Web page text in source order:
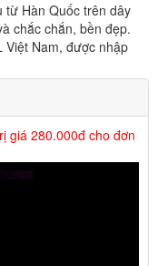
Hàn Quốc trên dây
chắc chắn, bền đẹp.
Việt Nam, được nhập
giá 280.000đ cho đơn